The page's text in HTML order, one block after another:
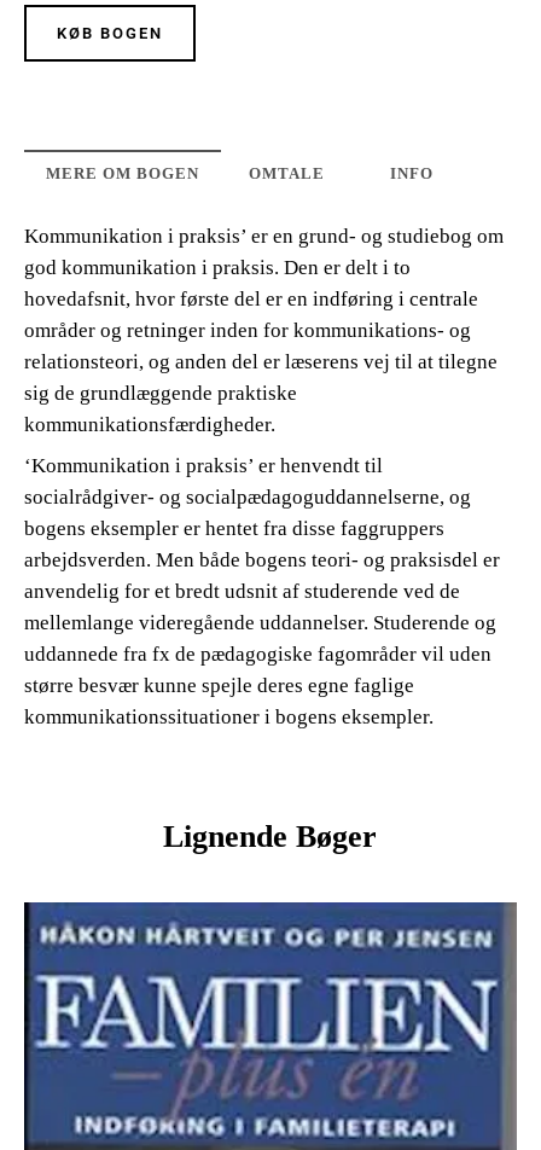
KØB BOGEN
MERE OM BOGEN OMTALE INFO
Kommunikation i praksis’ er en grund- og studiebog om
god kommunikation i praksis. Den er delt i to
hovedafsnit, hvor første del er en indføring i centrale
områder og retninger inden for kommunikations- og
relationsteori, og anden del er læserens vej til at tilegne
sig de grundlæggende praktiske
kommunikationsfærdigheder.
‘Kommunikation i praksis’ er henvendt til
socialrådgiver- og socialpædagoguddannelserne, og
bogens eksempler er hentet fra disse faggruppers
arbejdsverden. Men både bogens teori- og praksisdel er
anvendelig for et bredt udsnit af studerende ved de
mellemlange videregående uddannelser. Studerende og
uddannede fra fx de pædagogiske fagområder vil uden
større besvær kunne spejle deres egne faglige
kommunikationssituationer i bogens eksempler.
Lignende Bøger